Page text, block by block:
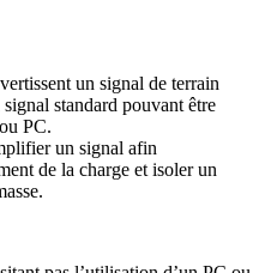
un signal de terrain
standard pouvant être
PC.
un signal afin
de la charge et isoler un